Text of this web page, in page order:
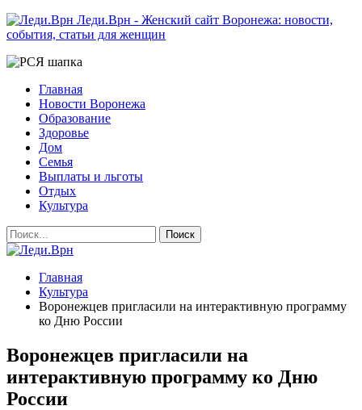
Леди.Врн - Женский сайт Воронежа: новости,
события, статьи для женщин
Главная
Новости Воронежа
Образование
Здоровье
Дом
Семья
Выплаты и льготы
Отдых
Культура
Главная
Культура
Воронежцев пригласили на интерактивную программу
ко Дню России
Воронежцев пригласили на
интерактивную программу ко Дню
России